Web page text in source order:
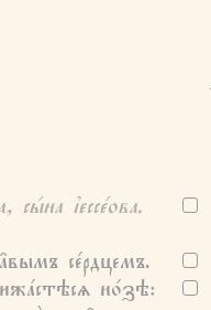
і҆ессе́ова.
се́рдцемъ.
но́зѣ: